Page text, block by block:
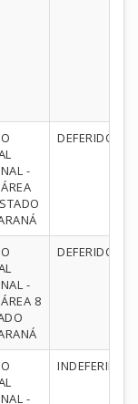
-
DEFERIDO
-
8
DEFERIDO
-
INDEFERIDO